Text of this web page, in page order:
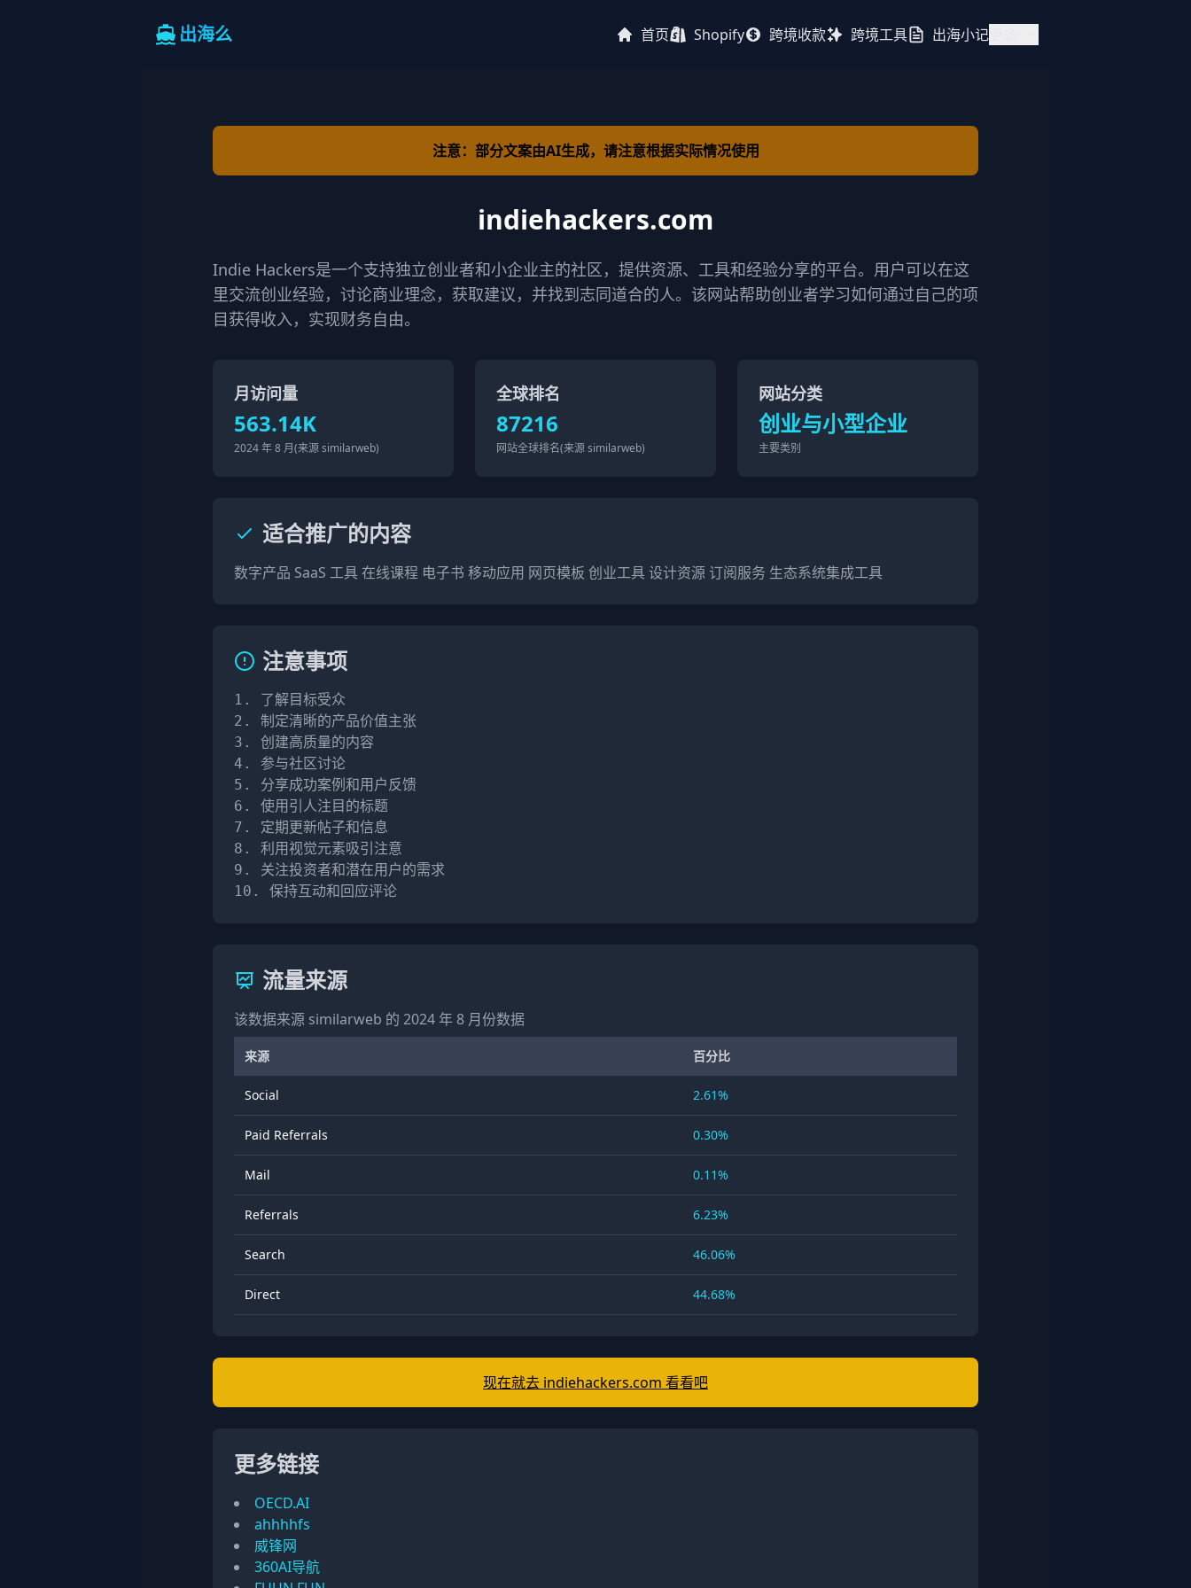
出海么 首页 Shopify 跨境收款 跨境工具 出海小记
注意：部分文案由AI生成，请注意根据实际情况使用
indiehackers.com
Indie Hackers是一个支持独立创业者和小企业主的社区，提供资源、工具和经验分享的平台。用户可以在这
里交流创业经验，讨论商业理念，获取建议，并找到志同道合的人。该网站帮助创业者学习如何通过自己的项
目获得收入，实现财务自由。
月访问量
563.14K
2024 年 8 月(来源 similarweb)
全球排名
87216
网站全球排名(来源 similarweb)
网站分类
创业与小型企业
主要类别
适合推广的内容
数字产品 SaaS 工具 在线课程 电子书 移动应用 网页模板 创业工具 设计资源 订阅服务 生态系统集成工具
注意事项
1. 了解目标受众
2. 制定清晰的产品价值主张
3. 创建高质量的内容
4. 参与社区讨论
5. 分享成功案例和用户反馈
6. 使用引人注目的标题
7. 定期更新帖子和信息
8. 利用视觉元素吸引注意
9. 关注投资者和潜在用户的需求
10. 保持互动和回应评论
流量来源
该数据来源 similarweb 的 2024 年 8 月份数据
来源 百分比
Social 2.61%
Paid Referrals 0.30%
Mail 0.11%
Referrals 6.23%
Search 46.06%
Direct 44.68%
现在就去 indiehackers.com 看看吧
更多链接
OECD.AI
ahhhhfs
威锋网
360AI导航